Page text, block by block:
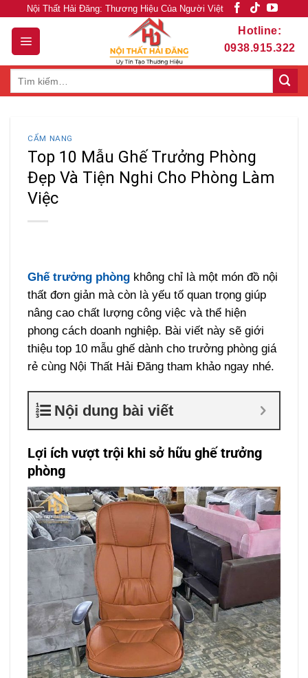
content
Nội Thất Hải Đăng: Thương Hiệu Của Người Việt
Hotline:
0938.915.322
CẨM NANG
Top 10 Mẫu Ghế Trưởng Phòng
Đẹp Và Tiện Nghi Cho Phòng Làm
Việc
Ghế trưởng phòng không chỉ là một món đồ nội
thất đơn giản mà còn là yếu tố quan trọng giúp
nâng cao chất lượng công việc và thể hiện
phong cách doanh nghiệp. Bài viết này sẽ giới
thiệu top 10 mẫu ghế dành cho trưởng phòng giá
rẻ cùng Nội Thất Hải Đăng tham khảo ngay nhé.
Nội dung bài viết
Lợi ích vượt trội khi sở hữu ghế trưởng
phòng